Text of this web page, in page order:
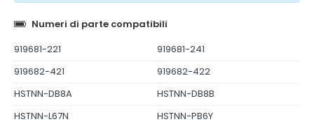
Numeri di parte compatibili
919681-221
919681-241
919682-421
919682-422
HSTNN-DB8A
HSTNN-DB8B
HSTNN-L67N
HSTNN-PB6Y